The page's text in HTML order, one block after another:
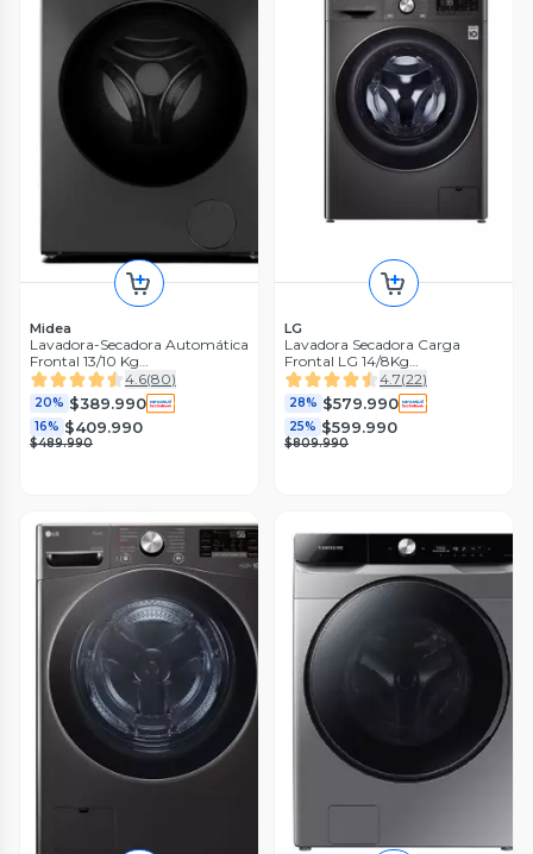
Midea
Lavadora-Secadora Automática
Frontal 13/10 Kg
MF200D130WB/T
4.6(80)
20% $389.990
16% $409.990
$489.990
LG
Lavadora Secadora Carga
Frontal LG 14/8Kg
WD14BVC2S6 con Tecnología
Steam+, AIDD, ThinQ
4.7(22)
28% $579.990
25% $599.990
$809.990